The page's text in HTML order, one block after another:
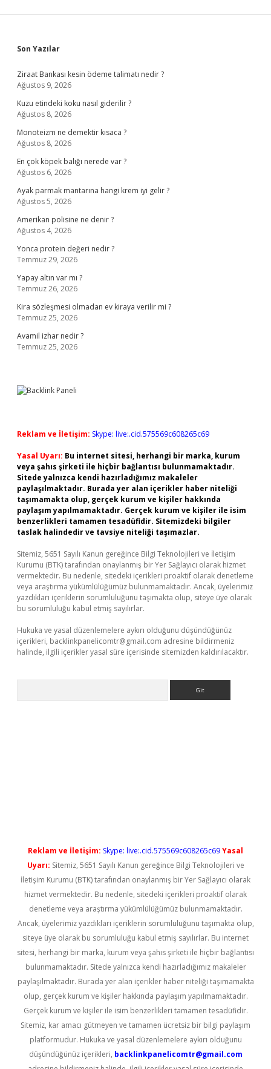
Sidebar
Son Yazılar
Ziraat Bankası kesin ödeme talimatı nedir ?
Ağustos 9, 2026
Kuzu etindeki koku nasıl giderilir ?
Ağustos 8, 2026
Monoteizm ne demektir kısaca ?
Ağustos 8, 2026
En çok köpek balığı nerede var ?
Ağustos 6, 2026
Ayak parmak mantarına hangi krem iyi gelir ?
Ağustos 5, 2026
Amerikan polisine ne denir ?
Ağustos 4, 2026
Yonca protein değeri nedir ?
Temmuz 29, 2026
Yapay altın var mı ?
Temmuz 26, 2026
Kira sözleşmesi olmadan ev kiraya verilir mi ?
Temmuz 25, 2026
Avamil izhar nedir ?
Temmuz 25, 2026
Reklam ve İletişim: Skype: live:.cid.575569c608265c69
Yasal Uyarı: Bu internet sitesi, herhangi bir marka, kurum
veya şahıs şirketi ile hiçbir bağlantısı bulunmamaktadır.
Sitede yalnızca kendi hazırladığımız makaleler
paylaşılmaktadır. Burada yer alan içerikler haber niteliği
taşımamakta olup, gerçek kurum ve kişiler hakkında
paylaşım yapılmamaktadır. Gerçek kurum ve kişiler ile isim
benzerlikleri tamamen tesadüfidir. Sitemizdeki bilgiler
taslak halindedir ve tavsiye niteliği taşımazlar.
Sitemiz, 5651 Sayılı Kanun gereğince Bilgi Teknolojileri ve İletişim
Kurumu (BTK) tarafından onaylanmış bir Yer Sağlayıcı olarak hizmet
vermektedir. Bu nedenle, sitedeki içerikleri proaktif olarak denetleme
veya araştırma yükümlülüğümüz bulunmamaktadır. Ancak, üyelerimiz
yazdıkları içeriklerin sorumluluğunu taşımakta olup, siteye üye olarak
bu sorumluluğu kabul etmiş sayılırlar.
Hukuka ve yasal düzenlemelere aykırı olduğunu düşündüğünüz
içerikleri, backlinkpanelicomtr@gmail.com adresine bildirmeniz
halinde, ilgili içerikler yasal süre içerisinde sitemizden kaldırılacaktır.
Reklam ve İletişim: Skype: live:.cid.575569c608265c69Yasal
Uyarı: Sitemiz, 5651 Sayılı Kanun gereğince Bilgi Teknolojileri ve
İletişim Kurumu (BTK) tarafından onaylanmış bir Yer Sağlayıcı olarak
hizmet vermektedir. Bu nedenle, sitedeki içerikleri proaktif olarak
denetleme veya araştırma yükümlülüğümüz bulunmamaktadır.
Ancak, üyelerimiz yazdıkları içeriklerin sorumluluğunu taşımakta olup,
siteye üye olarak bu sorumluluğu kabul etmiş sayılırlar. Bu internet
sitesi, herhangi bir marka, kurum veya şahıs şirketi ile hiçbir bağlantısı
bulunmamaktadır. Sitede yalnızca kendi hazırladığımız makaleler
paylaşılmaktadır. Burada yer alan içerikler haber niteliği taşımamakta
olup, gerçek kurum ve kişiler hakkında paylaşım yapılmamaktadır.
Gerçek kurum ve kişiler ile isim benzerlikleri tamamen tesadüfidir.
Sitemiz, kar amacı gütmeyen ve tamamen ücretsiz bir bilgi paylaşım
platformudur. Hukuka ve yasal düzenlemelere aykırı olduğunu
düşündüğünüz içerikleri, backlinkpanelicomtr@gmail.com